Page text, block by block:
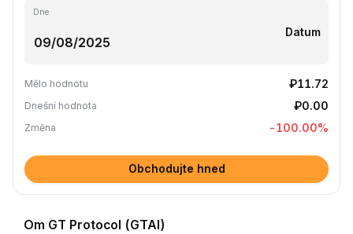
Dne
Datum
Mělo hodnotu ₽11.72
Dnešní hodnota ₽0.00
Změna -100.00%
Obchodujte hned
Om GT Protocol (GTAI)